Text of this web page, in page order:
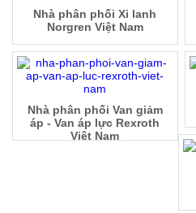
Nhà phân phối Xi lanh
Norgren Việt Nam
Nhà phân phối Van giảm
áp - Van áp lực Rexroth
Việt Nam